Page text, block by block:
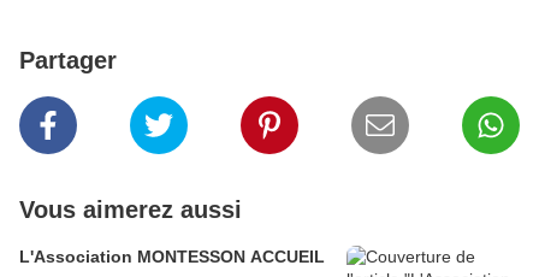
Partager
Vous aimerez aussi
L'Association MONTESSON ACCUEIL